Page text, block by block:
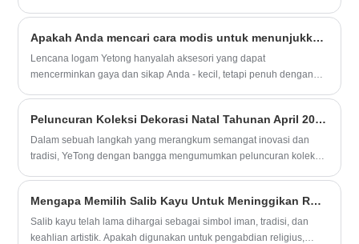
mengeksplorasi arti, jenis, teknik kerajinan, dan tips perawatan
kerajinan kayu religius, membantu pelanggan memahami
bagaimana produk ini dapat meningkatkan ruang spiritual dan
Apakah Anda mencari cara modis untuk menunjukkan kepribadian Anda dari lencana logam?
Lencana logam Yetong hanyalah aksesori yang dapat
mencerminkan gaya dan sikap Anda - kecil, tetapi penuh dengan
Peluncuran Koleksi Dekorasi Natal Tahunan April 2024 Membawa Kemeriahan Kemeriahan
Dalam sebuah langkah yang merangkum semangat inovasi dan
tradisi, YeTong dengan bangga mengumumkan peluncuran koleksi
Mengapa Memilih Salib Kayu Untuk Meninggikan Ruang dan Koneksi Spiritual Anda?
Salib kayu telah lama dihargai sebagai simbol iman, tradisi, dan
keahlian artistik. Apakah digunakan untuk pengabdian religius,